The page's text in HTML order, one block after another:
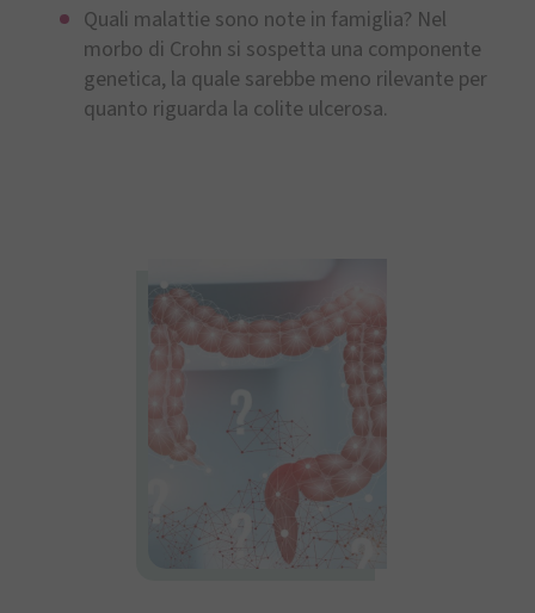
Quali malattie sono note in famiglia? Nel
morbo di Crohn si sospetta una componente
genetica, la quale sarebbe meno rilevante per
quanto riguarda la colite ulcerosa.